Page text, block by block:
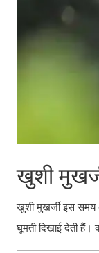
खुशी
खुशी मुखर्जी इस समय
घूमती दिखाई देती